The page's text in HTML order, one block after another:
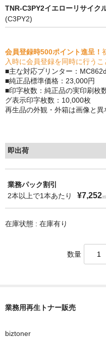
貴社都合返品
購入ガイド
トナーの種類と比較
トナー再生の流れ
もっと安い販売店がありま
リサイクルトナーの評価
リサイクルトナーの選び方
リサイクルトナーを使える
全国発送・送料無料
対応プリンターメーカー
なぜ業務用を選ぶべき？
サイトマップ
TNR-C3PY2イエローリサイク
(C3PY2)
会員登録時500ポイント進呈！
入時に会員登録を同時に行うこ
■主な対応プリンター：
■純正品標準価格：23,000円
■印字枚数：純正品の実印刷枚
グ表示印字枚数：10,000枚
再生品の外観・外箱は画像と異
即出荷
業務パック割引
2本以上で1本あたり
¥7,252(
在庫状態 : 在庫有り
数量
業務用再生トナー販売
biztoner